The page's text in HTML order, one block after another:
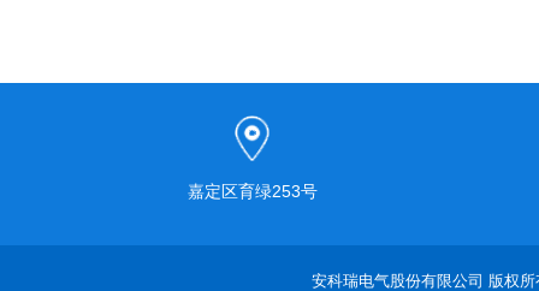
嘉定区育绿253号
安科瑞电气股份有限公司 版权